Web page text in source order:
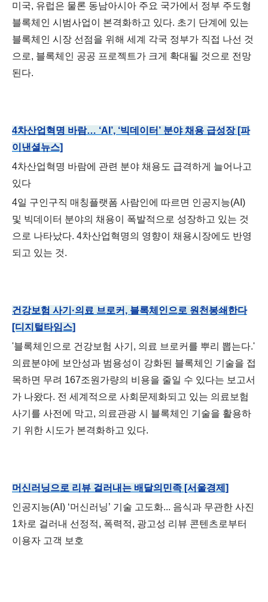
미국, 유럽은 물론 동남아시아 주요 국가에서 정부 주도형
블록체인 시범사업이 본격화하고 있다. 초기 단계에 있는
블록체인 시장 선점을 위해 세계 각국 정부가 직접 나선 것
으로, 블록체인 공공 프로젝트가 크게 확대될 것으로 전망
된다.
4차산업혁명 바람… ‘AI’, ‘빅데이터’ 분야 채용 급성장 [파
이낸셜뉴스]
4차산업혁명 바람에 관련 분야 채용도 급격하게 늘어나고
있다
4일 구인구직 매칭플랫폼 사람인에 따르면 인공지능(AI)
및 빅데이터 분야의 채용이 폭발적으로 성장하고 있는 것
으로 나타났다. 4차산업혁명의 영향이 채용시장에도 반영
되고 있는 것.
건강보험 사기·의료 브로커, 블록체인으로 원천봉쇄한다
[디지털타임스]
'블록체인으로 건강보험 사기, 의료 브로커를 뿌리 뽑는다.'
의료분야에 보안성과 범용성이 강화된 블록체인 기술을 접
목하면 무려 167조원가량의 비용을 줄일 수 있다는 보고서
가 나왔다. 전 세계적으로 사회문제화되고 있는 의료보험
사기를 사전에 막고, 의료관광 시 블록체인 기술을 활용하
기 위한 시도가 본격화하고 있다.
머신러닝으로 리뷰 걸러내는 배달의민족 [서울경제]
인공지능(AI) ‘머신러닝’ 기술 고도화... 음식과 무관한 사진
1차로 걸러내 선정적, 폭력적, 광고성 리뷰 콘텐츠로부터
이용자 고객 보호